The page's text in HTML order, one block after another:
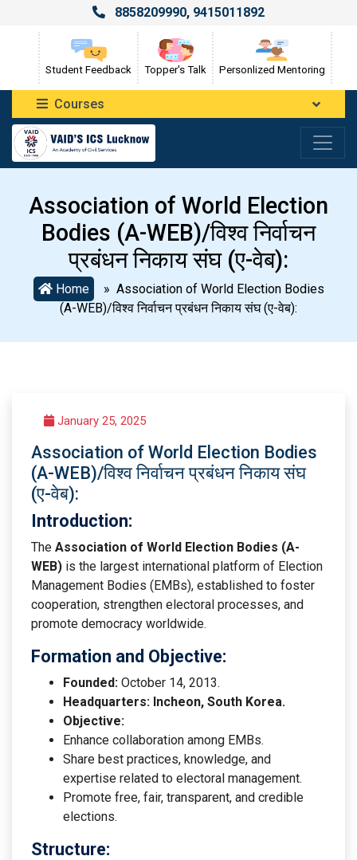
8858209990, 9415011892
Student Feedback Topper's Talk Personlized Mentoring
Courses
Association of World Election
Bodies (A-WEB)/विश्व निर्वाचन
प्रबंधन निकाय संघ (ए-वेब):
Home
» Association of World Election Bodies
(A-WEB)/विश्व निर्वाचन प्रबंधन निकाय संघ (ए-वेब):
January 25, 2025
Association of World Election Bodies
(A-WEB)/विश्व निर्वाचन प्रबंधन निकाय संघ
(ए-वेब):
Introduction:
The Association of World Election Bodies (A-
WEB) is the largest international platform of Election
Management Bodies (EMBs), established to foster
cooperation, strengthen electoral processes, and
promote democracy worldwide.
Formation and Objective:
Founded: October 14, 2013.
Headquarters: Incheon, South Korea.
Objective:
Enhance collaboration among EMBs.
Share best practices, knowledge, and
expertise related to electoral management.
Promote free, fair, transparent, and credible
elections.
Structure: